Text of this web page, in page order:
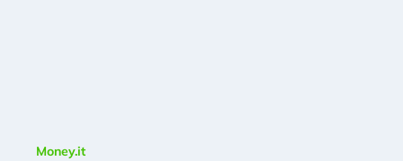
Money.it